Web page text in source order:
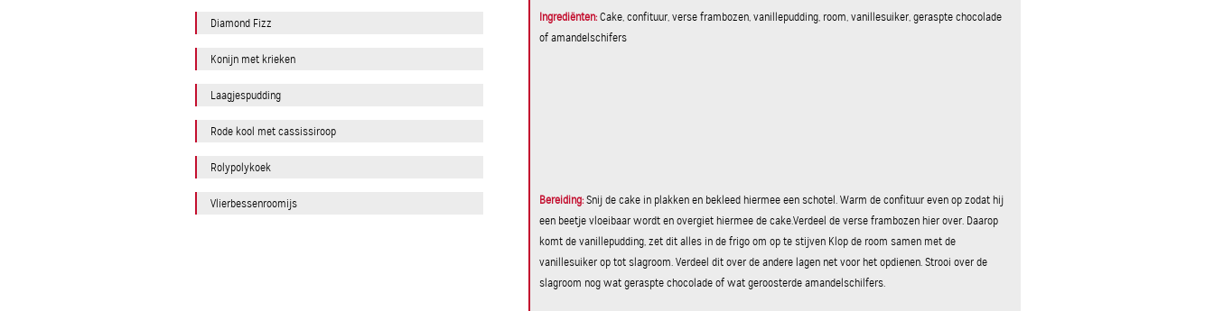
Diamond Fizz
Konijn met krieken
Laagjespudding
Rode kool met cassissiroop
Rolypolykoek
Vlierbessenroomijs
Ingrediënten:​Cake, confituur, verse frambozen, vanillepudding, room, vanillesuiker, geraspte chocolade
of amandelschifers
Bereiding:Snij de cake in plakken en bekleed hiermee een schotel. Warm de confituur even op zodat hij
een beetje vloeibaar wordt en overgiet hiermee de cake.Verdeel de verse frambozen hier over. Daarop
komt de vanillepudding, zet dit alles in de frigo om op te stijven Klop de room samen met de
vanillesuiker op tot slagroom. Verdeel dit over de andere lagen net voor het opdienen. Strooi over de
slagroom nog wat geraspte chocolade of wat geroosterde amandelschilfers.